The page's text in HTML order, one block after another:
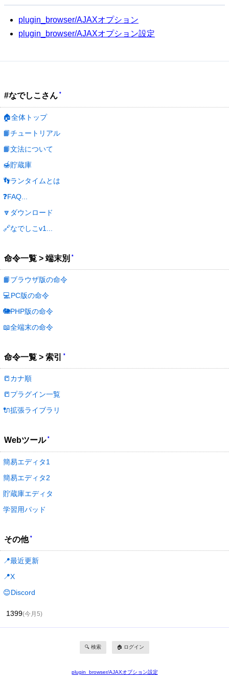
plugin_browser/AJAXオプション
plugin_browser/AJAXオプション設定
#なでしこさん *
🏠全体トップ
📙チュートリアル
📙文法について
🍯貯蔵庫
👣ランタイムとは
❓FAQ...
🔽ダウンロード
🔗なでしこv1...
命令一覧 > 端末別 *
📙ブラウザ版の命令
💻PC版の命令
🐘PHP版の命令
📖全端末の命令
命令一覧 > 索引 *
📒カナ順
📒プラグイン一覧
🔌拡張ライブラリ
Webツール *
簡易エディタ1
簡易エディタ2
貯蔵庫エディタ
学習用パッド
その他 *
📍最近更新
📍X
😊Discord
1399(今月5)
🔍 検索 🏠 ログイン
plugin_browser/AJAXオプション設定